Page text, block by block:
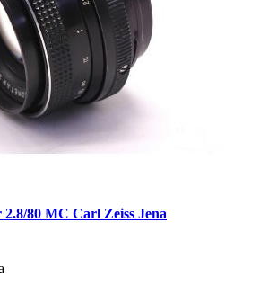
80 MC Carl Zeiss Jena